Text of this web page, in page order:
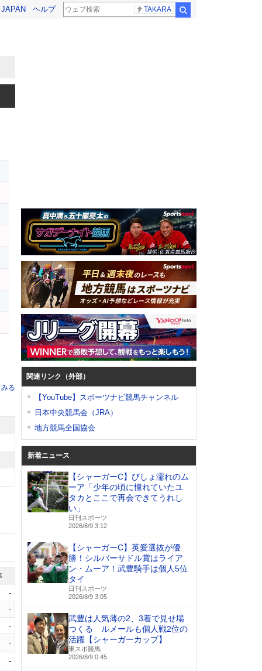
ヘルプ TAKARA
る
-
-
-
-
-
関連リンク（外部）
【YouTube】スポーツナビ競馬チャンネル
日本中央競馬会（JRA）
地方競馬全国協会
新着ニュース
【シャーガーC】びしょ濡れのム
ーア「少年の頃に憧れていたユ
タカとここで再会できてうれし
い」
日刊スポーツ
2026/8/9 3:12
【シャーガーC】英愛選抜が優
勝！シルバーサドル賞はライア
ン・ムーア！武豊騎手は個人5位
タイ
日刊スポーツ
2026/8/9 3:05
武豊は人気薄の2、3着で見せ場
つくる ルメールも個人戦2位の
活躍【シャーガーカップ】
東スポ競馬
2026/8/9 0:45